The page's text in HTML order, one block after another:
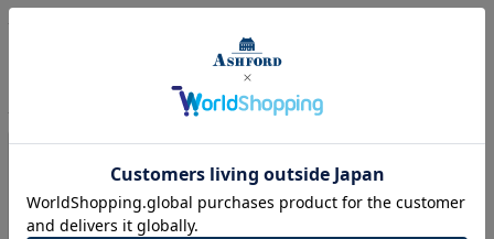
週間ダ
イアリー(セパレイト式)MI
CRO5［2604］
(消費税込:1,430円)
31までポイント10倍
イアリー(カレンダー式)BIB
700円(消費税込:770円)